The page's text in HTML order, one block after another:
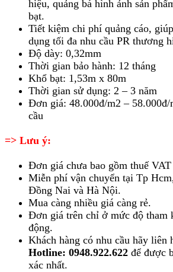
hiệu, quảng bá hình ảnh sản
bạt.
Tiết kiệm chi phí quảng cáo,
dụng tối đa nhu cầu PR thương
Độ dày: 0,32mm
Thời gian bảo hành: 12 tháng
Khổ bạt: 1,53m x 80m
Thời gian sử dụng: 2 – 3 năm
Đơn giá: 48.000đ/m2 – 58.000đ/
cầu
=> Lưu ý:
Đơn giá chưa bao gồm thuế VAT
Miễn phí vận chuyển tại Tp
Đồng Nai và Hà Nội.
Mua càng nhiều giá càng rẻ.
Đơn giá trên chỉ ở mức độ tham
động.
Khách hàng có nhu cầu hãy liên
Hotline: 0948.922.622 để được
xác nhất.